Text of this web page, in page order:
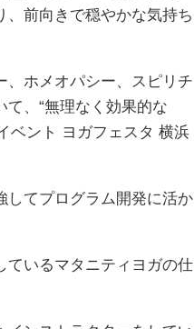
、前向きで穏やかな気持ち
、ホメオパシー、スピリチ
、“無理なく効果的な
ベント ヨガフェスタ 横浜
してプログラム開発に活か
ているマタニティヨガの仕